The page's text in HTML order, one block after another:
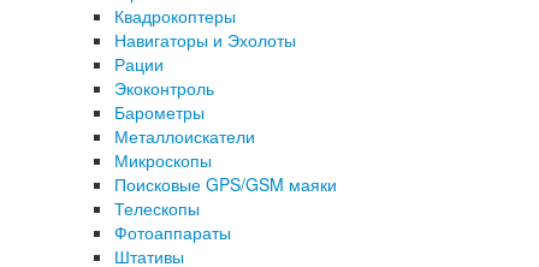
Квадрокоптеры
Навигаторы и Эхолоты
Рации
Экоконтроль
Барометры
Металлоискатели
Микроскопы
Поисковые GPS/GSM маяки
Телескопы
Фотоаппараты
Штативы